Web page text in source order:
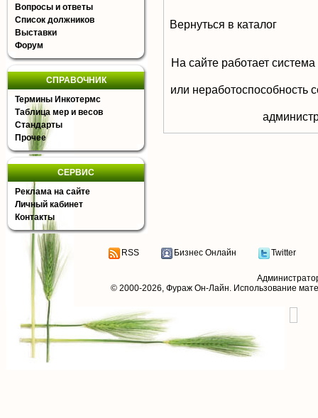
Вопросы и ответы
Список должников
Выставки
Форум
СПРАВОЧНИК
Термины Инкотермс
Таблица мер и весов
Стандарты
Прочее
СЕРВИС
Реклама на сайте
Личный кабинет
Контакты
Вернуться в каталог
На сайте работает
или неработоспособность
RSS Бизнес Онлайн Twitter
© 2000-2026, Фураж Он-Лайн. Использование